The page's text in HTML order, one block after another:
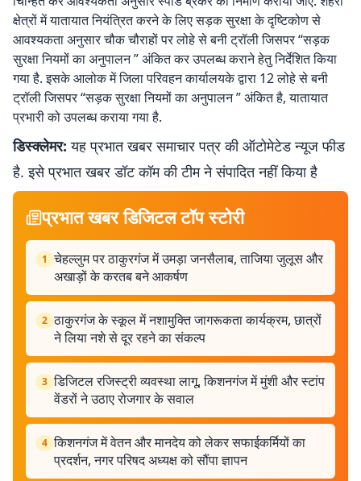
क्षेत्रों में यातायात नियंत्रित करने के लिए सड़क सुरक्षा के दृष्टिकोण से
आवश्यकता अनुसार चौक चौराहों पर लोहे से बनी ट्रॉली जिसपर “सड़क
सुरक्षा नियमों का अनुपालन ” अंकित कर उपलब्ध कराने हेतु निर्देशित किया
गया है. इसके आलोक में जिला परिवहन कार्यालयके द्वारा 12 लोहे से बनी
ट्रॉली जिसपर “सड़क सुरक्षा नियमों का अनुपालन ” अंकित है, यातायात
प्रभारी को उपलब्ध कराया गया है.
डिस्क्लेमर: यह प्रभात खबर समाचार पत्र की ऑटोमेटेड न्यूज फीड
है. इसे प्रभात खबर डॉट कॉम की टीम ने संपादित नहीं किया है
प्रभात खबर डिजिटल टॉप स्टोरी
1 चेहल्लुम पर ठाकुरगंज में उमड़ा जनसैलाब, ताजिया जुलूस और
अखाड़ों के करतब बने आकर्षण
2 ठाकुरगंज के स्कूल में नशामुक्ति जागरूकता कार्यक्रम, छात्रों
ने लिया नशे से दूर रहने का संकल्प
3 डिजिटल रजिस्ट्री व्यवस्था लागू, किशनगंज में मुंशी और स्टांप
वेंडरों ने उठाए रोजगार के सवाल
4 किशनगंज में वेतन और मानदेय को लेकर सफाईकर्मियों का
प्रदर्शन, नगर परिषद अध्यक्ष को सौंपा ज्ञापन